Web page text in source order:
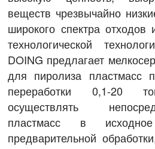
веществ чрезвычайно
широкого спектра
технологической
DOING предлагает
для пиролиза пластмасс
переработки 0,1-20
осуществлять
пластмасс в
предварительной